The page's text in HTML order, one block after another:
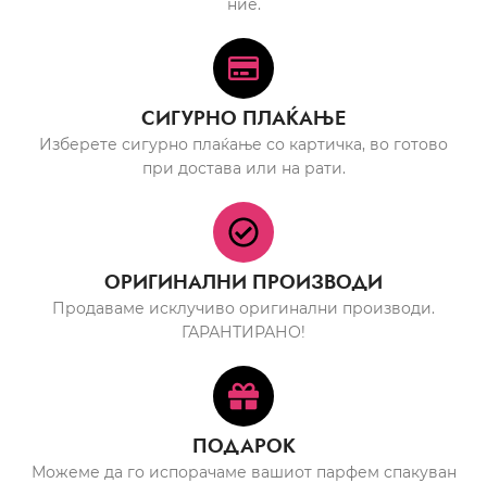
ние.
СИГУРНО ПЛАЌАЊЕ
Изберете сигурно плаќање со картичка, во готово
при достава или на рати.
ОРИГИНАЛНИ ПРОИЗВОДИ
Продаваме исклучиво оригинални производи.
ГАРАНТИРАНО!
ПОДАРОК
Можеме да го испорачаме вашиот парфем спакуван